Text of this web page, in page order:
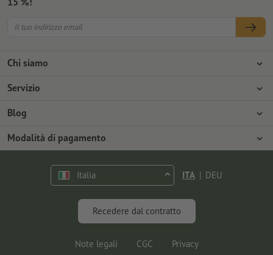
Chi siamo
Azienda
Tutela ambientale
Servizio
Modalità di pagamento
Spedizione
Programma Premium
Blog
Tutorial Photoshop
Marketing & Insights
Modalità di pagamento
Italia ITA | DEU
Recedere dal contratto
Note legali CGC Privacy